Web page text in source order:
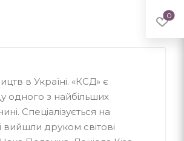
в Україні. «КСД» є
одного з найбільших
Спеціалізується на
вийшли друком світові
0